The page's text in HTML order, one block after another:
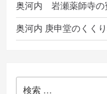
奥河内 岩瀬薬師寺
奥河内 庚申堂のくく